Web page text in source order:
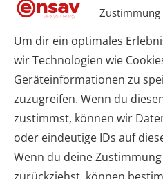
Zustimmung
Um dir ein optimales
wir Technologien wie
Geräteinformationen zu
zuzugreifen. Wenn du
zustimmst, können wir
oder eindeutige IDs auf
Wenn du deine
zurückziehst, können
Leave a customer review
Deine E-Mail-Adresse wird
Erforderliche Felder sind mit*
Deine Bewertung*